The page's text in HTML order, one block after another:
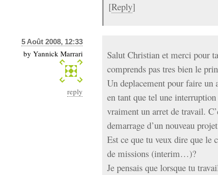
[Reply]
5 Août 2008, 12:33
by Yannick Marrari
reply
Salut Christian et merci pour
comprends pas tres bien le
Un deplacement pour faire un
en tant que tel une
vraiment un arret de travail.
demarrage d’un nouveau
Est ce que tu veux dire que le
de missions (interim…)?
Je pensais que lorsque tu